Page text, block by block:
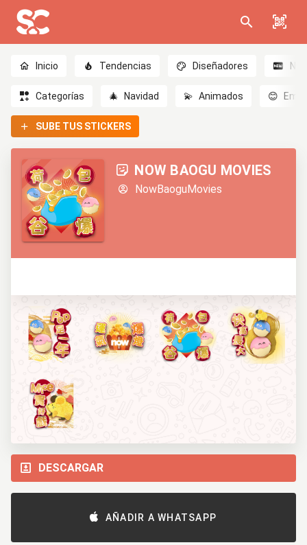
Inicio Tendencias Diseñadores
Categorías 🎄 Navidad 💫 Animados 😊
SUBE TUS STICKERS
NOW BAOGU MOVIES
NowBaoguMovies
DESCARGAR
AÑADIR A WHATSAPP